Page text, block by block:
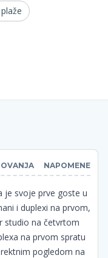
NAPOMENE
je svoje prve goste u
i duplexi na prvom,
studio na četvrtom
na prvom spratu
pogledom na